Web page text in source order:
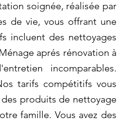
soignée, réalisée par
de vie, vous offrant une
incluent des nettoyages
aprés rénovation à
incomparables.
tarifs compétitifs vous
produits de nettoyage
famille. Vous avez des